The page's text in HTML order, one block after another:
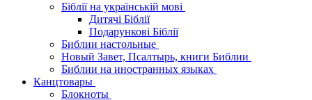
Біблії на українській мові
Дитячі Біблії
Подарункові Біблії
Библии настольные
Новый Завет, Псалтырь, книги Библии
Библии на иностранных языках
Канцтовары
Блокноты